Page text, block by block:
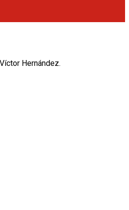
Hernández.